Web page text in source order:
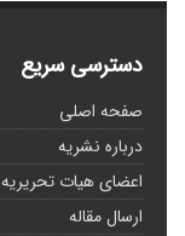
دسترسی سریع
صفحه اصلی
درباره نشریه
اعضای هیات تحریریه
ارسال مقاله